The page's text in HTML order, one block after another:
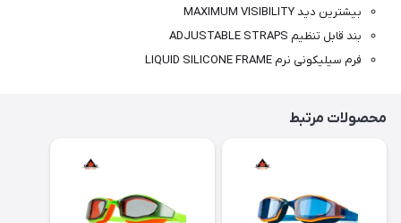
بیشترین دید MAXIMUM VISIBILITY
بند قابل تنظیم ADJUSTABLE STRAPS
فرم سیلیکونی نرم LIQUID SILICONE FRAME
محصولات مرتبط